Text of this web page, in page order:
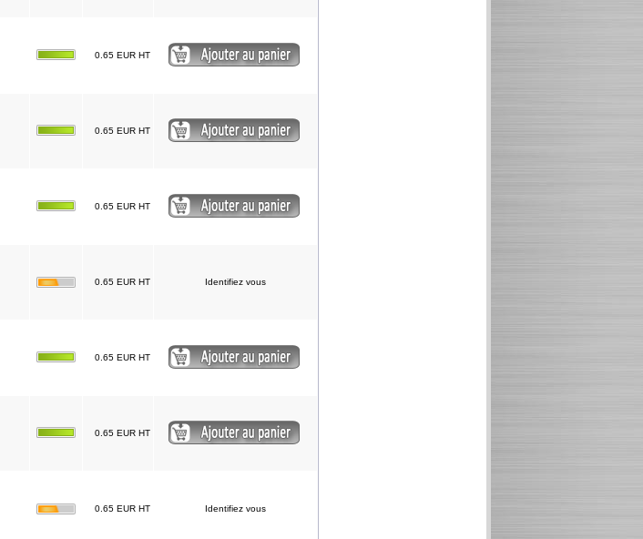
0.65 EUR HT
0.65 EUR HT
0.65 EUR HT
0.65 EUR HT Identifiez vous
0.65 EUR HT
0.65 EUR HT
0.65 EUR HT Identifiez vous